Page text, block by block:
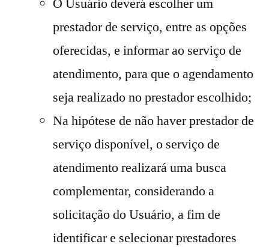
prestador de serviço, entre as opções
oferecidas, e informar ao serviço de
atendimento, para que o agendamento
seja realizado no prestador escolhido;
Na hipótese de não haver prestador de
serviço disponível, o serviço de
atendimento realizará uma busca
complementar, considerando a
solicitação do Usuário, a fim de
identificar e selecionar prestadores